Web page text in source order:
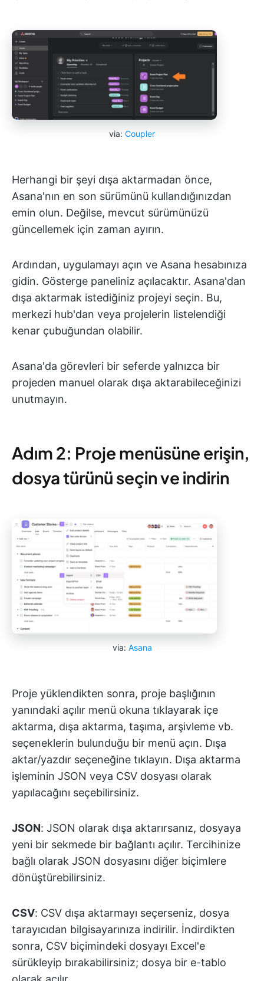
via: Coupler
Herhangi bir şeyi dışa aktarmadan önce,
Asana'nın en son sürümünü kullandığınızdan
emin olun. Değilse, mevcut sürümünüzü
güncellemek için zaman ayırın.
Ardından, uygulamayı açın ve Asana hesabınıza
gidin. Gösterge paneliniz açılacaktır. Asana'dan
dışa aktarmak istediğiniz projeyi seçin. Bu,
merkezi hub'dan veya projelerin listelendiği
kenar çubuğundan olabilir.
Asana'da görevleri bir seferde yalnızca bir
projeden manuel olarak dışa aktarabileceğinizi
unutmayın.
Adım 2: Proje menüsüne erişin,
dosya türünü seçin ve indirin
via: Asana
Proje yüklendikten sonra, proje başlığının
yanındaki açılır menü okuna tıklayarak içe
aktarma, dışa aktarma, taşıma, arşivleme vb.
seçeneklerin bulunduğu bir menü açın. Dışa
aktar/yazdır seçeneğine tıklayın. Dışa aktarma
işleminin JSON veya CSV dosyası olarak
yapılacağını seçebilirsiniz.
JSON: JSON olarak dışa aktarırsanız, dosyaya
yeni bir sekmede bir bağlantı açılır. Tercihinize
bağlı olarak JSON dosyasını diğer biçimlere
dönüştürebilirsiniz.
CSV: CSV dışa aktarmayı seçerseniz, dosya
tarayıcıdan bilgisayarınıza indirilir. İndirdikten
sonra, CSV biçimindeki dosyayı Excel'e
sürükleyip bırakabilirsiniz; dosya bir e-tablo